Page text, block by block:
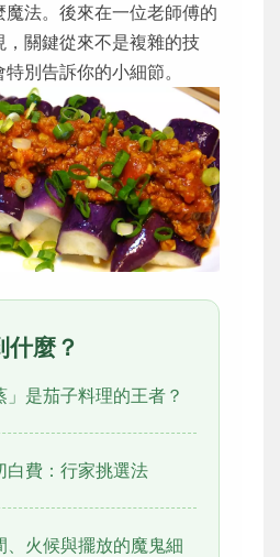
法。後來在一位老師傅的
，關鍵從來不是複雜的技
別告訴你的小細節。
什麼？
是茄子料理的王者？
白費：行家挑選法
、火候與擺放的魔鬼細